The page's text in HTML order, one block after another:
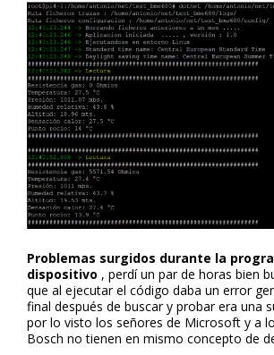
Problemas surgidos durante la
dispositivo , perdí un par de horas bien
que al ejecutar el código daba un error
final después de buscar y probar era una
por lo visto los señores de Microsoft y a
Bosch no tienen en mismo concepto de